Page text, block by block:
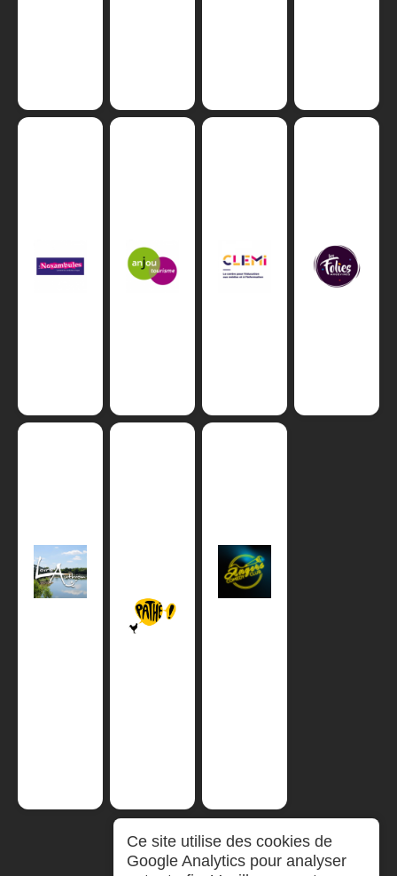
Ce site utilise des cookies de
Google Analytics pour analyser